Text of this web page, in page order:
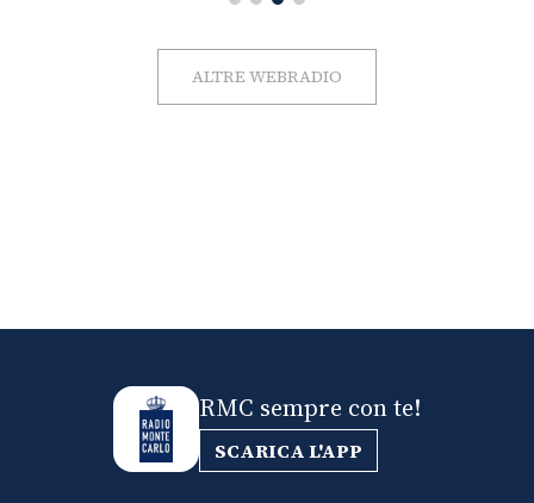
ALTRE WEBRADIO
RMC sempre con te!
SCARICA L'APP